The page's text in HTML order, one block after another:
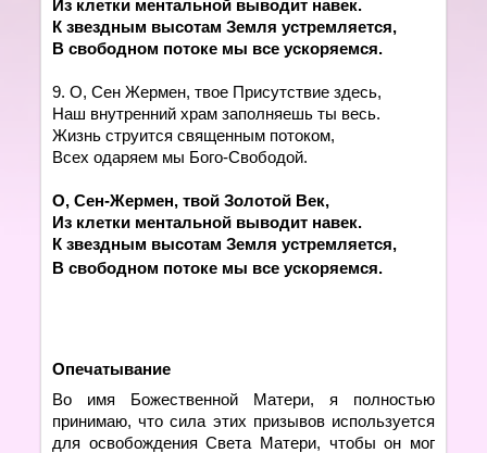
Из клетки ментальной выводит навек.
К звездным высотам Земля устремляется,
В свободном потоке мы все ускоряемся.
9.О,Сен Жермен, твое Присутствие здесь,
Наш внутренний храм заполняешь ты весь.
Жизнь струится священным потоком,
Всех одаряем мы Бого-Свободой.
О, Сен-Жермен, твой Золотой Век,
Из клетки ментальной выводит навек.
К звездным высотам Земля устремляется,
В свободном потоке мы все ускоряемся.
Опечатывание
Во имя Божественной Матери, я полностью
принимаю, что сила этих призывов используется
для освобождения Света Матери, чтобы он мог